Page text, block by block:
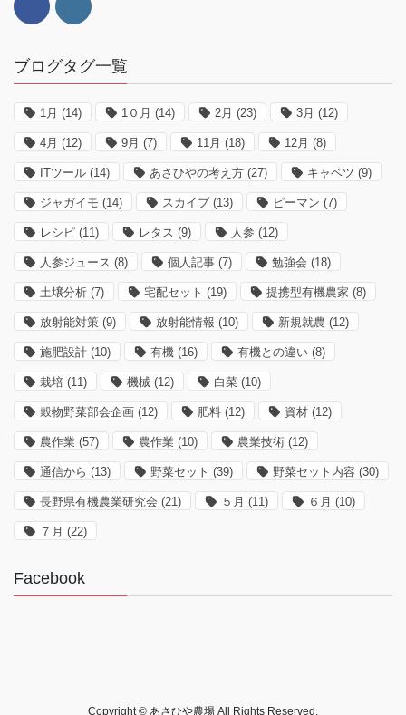
ブログタグ一覧
1月 (14) 1０月 (14) 2月 (23) 3月 (12)
4月 (12) 9月 (7) 11月 (18) 12月 (8)
ITツール (14) あさひやの考え方 (27) キャベツ (9)
ジャガイモ (14) スカイプ(13) ピーマン (7)
レシピ (11) レタス (9) 人参 (12)
人参ジュース (8) 個人記事 (7) 勉強会 (18)
土壌分析 (7) 宅配セット (19) 提携型有機農家 (8)
放射能対策 (9) 放射能情報 (10) 新規就農 (12)
施肥設計 (10) 有機 (16) 有機との違い (8)
栽培 (11) 機械 (12) 白菜 (10)
穀物野菜部会企画 (12) 肥料 (12) 資材 (12)
農作業 (57) 農作業 (10) 農業技術 (12)
通信から (13) 野菜セット (39) 野菜セット内容 (30)
長野県有機農業研究会 (21) ５月 (11) ６月 (10)
７月 (22)
Facebook
Copyright © あさひや農場 All Rights Reserved.